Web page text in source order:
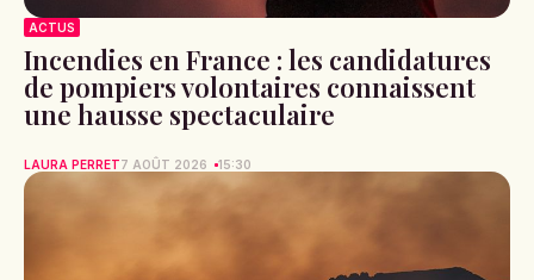
ACTUS
Incendies en France : les candidatures
de pompiers volontaires connaissent
une hausse spectaculaire
LAURA PERRET7 AOÛT 2026 15:30